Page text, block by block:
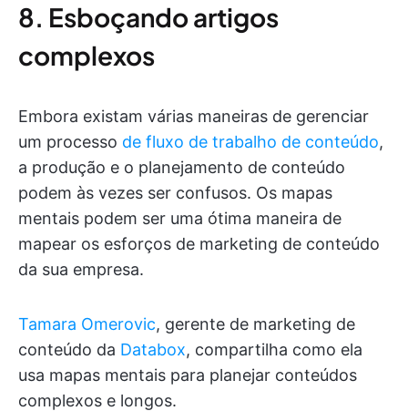
8. Esboçando artigos
complexos
Embora existam várias maneiras de gerenciar
um processo de fluxo de trabalho de conteúdo,
a produção e o planejamento de conteúdo
podem às vezes ser confusos. Os mapas
mentais podem ser uma ótima maneira de
mapear os esforços de marketing de conteúdo
da sua empresa.
Tamara Omerovic, gerente de marketing de
conteúdo da Databox, compartilha como ela
usa mapas mentais para planejar conteúdos
complexos e longos.